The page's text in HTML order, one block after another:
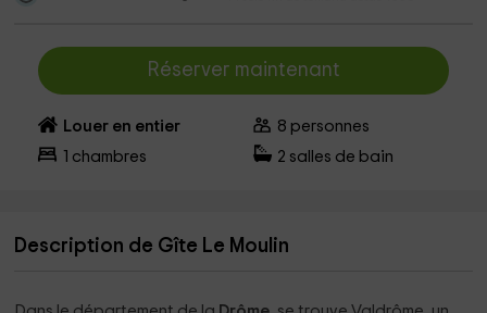
Réserver maintenant
Louer en entier 8 personnes
chambres 2 salles de bain
Description de Gîte Le Moulin